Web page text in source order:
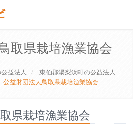
取県栽培漁業協会
益法人 東伯郡湯梨浜町の公益法人
公益財団法人鳥取県栽培漁業協会
県栽培漁業協会